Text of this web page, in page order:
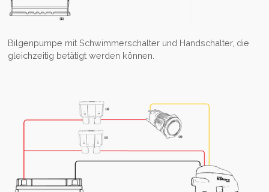
Bilgenpumpe mit Schwimmerschalter und Handschalter, die
gleichzeitig betätigt werden können.